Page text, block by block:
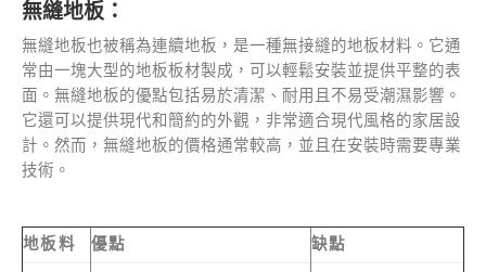
無縫地板：
無縫地板也被稱為連續地板，是一種無接縫的地板材料。它通
常由一塊大型的地板板材製成，可以輕鬆安裝並提供平整的表
面。無縫地板的優點包括易於清潔、耐用且不易受潮濕影響。
它還可以提供現代和簡約的外觀，非常適合現代風格的家居設
計。然而，無縫地板的價格通常較高，並且在安裝時需要專業
技術。
地板料 優點 缺點